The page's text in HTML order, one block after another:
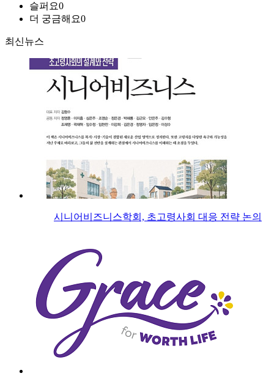
슬퍼요0
더 궁금해요0
최신뉴스
시니어비즈니스학회, 초고령사회 대응 전략 논의